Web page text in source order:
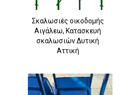
Σκαλωσιές οικοδομής
Αιγάλεω, Κατασκευή
σκαλωσιών Δυτική
Αττική